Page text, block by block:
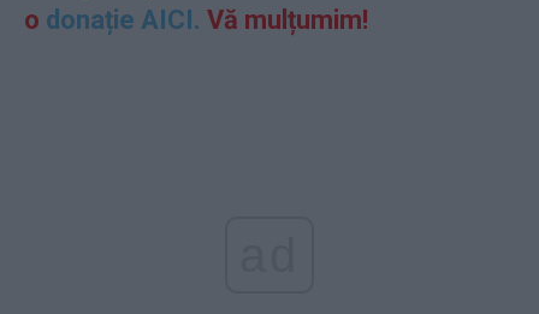
o donație AICI. Vă mulțumim!